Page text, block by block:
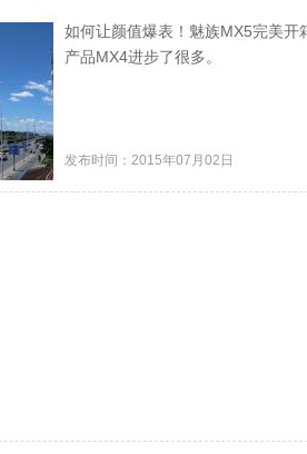
如何让颜值爆表！魅族MX5完美
产品MX4进步了很多。
发布时间：2015年07月02日